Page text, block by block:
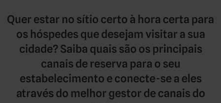
Quer estar no sítio certo à hora certa para
os hóspedes que desejam visitar a sua
cidade? Saiba quais são os principais
canais de reserva para o seu
estabelecimento e conecte-se a eles
através do melhor gestor de canais do